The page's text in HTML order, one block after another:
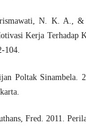
N. K. A., &
Kerja Terhadap
104.
Poltak Sinambela.
Fred. 2011.